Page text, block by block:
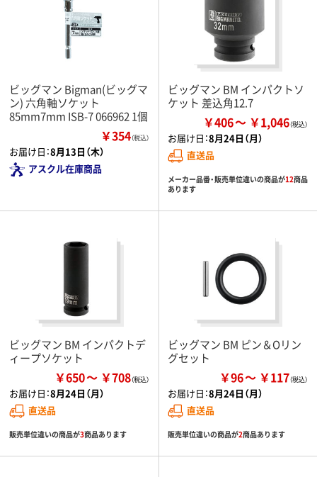
ビッグマン Bigman(ビッグマ
ン) 六角軸ソケット
85mm7mm ISB-7 066962 1個
￥354（税込）
お届け日：8月13日（木）
アスクル在庫商品
ビッグマン BM インパクトソ
ケット 差込角12.7
￥406 ￥1,046
お届け日：8月24日（月）
直送品
メーカー品番・販売単位違いの商品が12商品
あります
ビッグマン BM インパクトデ
ィープソケット
￥650 ￥708
お届け日：8月24日（月）
直送品
販売単位違いの商品が3商品あります
ビッグマン BM ピン＆Oリン
グセット
￥96 ￥117
お届け日：8月24日（月）
直送品
販売単位違いの商品が2商品あります